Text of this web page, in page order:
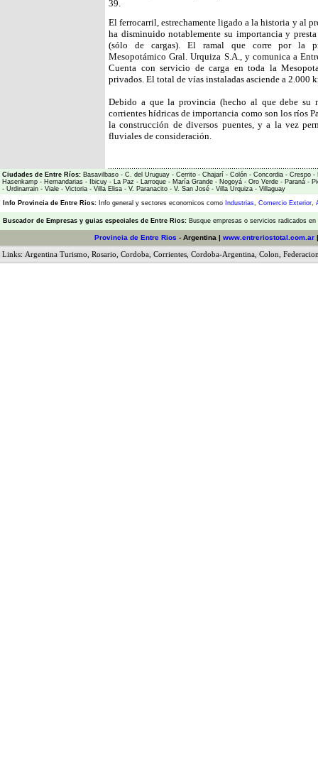
39.
El ferrocarril, estrechamente ligado a la historia y al
ha disminuido notablemente su importancia y
(sólo de cargas). El ramal que corre por la
Mesopotámico Gral. Urquiza S.A., y comunica a
Cuenta con servicio de carga en toda la
privados. El total de vías instaladas asciende a 2.000
Debido a que la provincia (hecho al que debe su
corrientes hídricas de importancia como son los ríos
la construcción de diversos puentes, y a la vez
fluviales de consideración.
Ciudades de Entre Ríos: Basavilbaso - C. del Uruguay - Cerrito - Chajarí - Colón - Concordia - Crespo -
Hasenkamp - Hernandarias - Ibicuy - La Paz - Larroque - María Grande - Nogoyá - Oro Verde - Paraná -
- Urdinarrain - Viale - Victoria - Villa Elisa - V. Paranacito - V. San José - Villa Urquiza - Villaguay
Info Provincia de Entre Rios: Info general y sectores economicos como Industrias, Comercio Exterior,
Buscador de Empresas y guias especiales de Entre Rios: Busque empresas o servicios radicados
Provincia de Entre Rios - Argentina | www.entreriostotal.com.ar
Links: Argentina Turismo Rosario Cordoba Corrientes Cordoba-Argentina Colon